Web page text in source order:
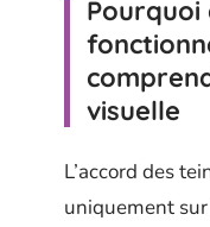
Pourquoi
visuelle
L’accord des
uniquement